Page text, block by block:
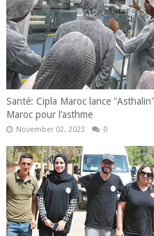
Santé: Cipla Maroc lance
Maroc pour l’asthme
November 02, 2023 0